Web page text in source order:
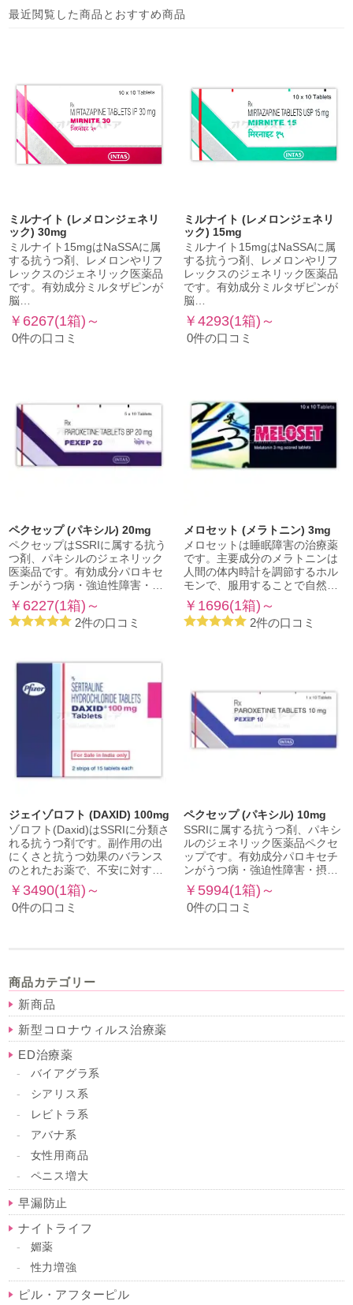
最近閲覧した商品とおすすめ商品
ミルナイト (レメロンジェネリ
ック) 30mg
ミルナイト15mgはNaSSAに属
する抗うつ剤、レメロンやリフ
レックスのジェネリック医薬品
です。有効成分ミルタザピンが
脳…
￥6267(1箱)～
0件の口コミ
ミルナイト (レメロンジェネリ
ック) 15mg
ミルナイト15mgはNaSSAに属
する抗うつ剤、レメロンやリフ
レックスのジェネリック医薬品
です。有効成分ミルタザピンが
脳…
￥4293(1箱)～
0件の口コミ
ペクセップ (パキシル) 20mg
ペクセップはSSRIに属する抗う
つ剤、パキシルのジェネリック
医薬品です。有効成分パロキセ
チンがうつ病・強迫性障害・…
￥6227(1箱)～
2件の口コミ
メロセット (メラトニン) 3mg
メロセットは睡眠障害の治療薬
です。主要成分のメラトニンは
人間の体内時計を調節するホル
モンで、服用することで自然…
￥1696(1箱)～
2件の口コミ
ジェイゾロフト (DAXID) 100mg
ゾロフト(Daxid)はSSRIに分類さ
れる抗うつ剤です。副作用の出
にくさと抗うつ効果のバランス
のとれたお薬で、不安に対す…
￥3490(1箱)～
0件の口コミ
ペクセップ (パキシル) 10mg
SSRIに属する抗うつ剤、パキシ
ルのジェネリック医薬品ペクセ
ップです。有効成分パロキセチ
ンがうつ病・強迫性障害・摂…
￥5994(1箱)～
0件の口コミ
商品カテゴリー
新商品
新型コロナウィルス治療薬
ED治療薬
バイアグラ系
シアリス系
レビトラ系
アバナ系
女性用商品
ペニス増大
早漏防止
ナイトライフ
媚薬
性力増強
ピル・アフターピル